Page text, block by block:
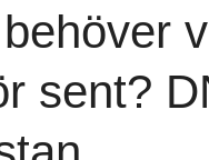
sent?